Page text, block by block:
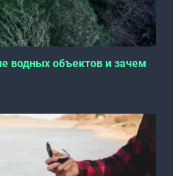
водных объектов и зачем